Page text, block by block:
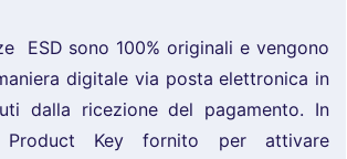
ESD sono 100% originali e vengono
digitale via posta elettronica in
dalla ricezione del pagamento. In
Key fornito per attivare